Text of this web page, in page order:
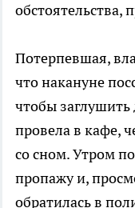
обстоятельства,
Потерпевшая,
что накануне
чтобы
провела в кафе,
со сном. Утром
пропажу и,
обратилась в